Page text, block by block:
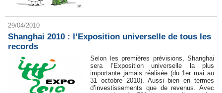
29/04/2010
Shanghai 2010 : l’Exposition universelle de tous les
records
Selon les premières prévisions, Shanghai
sera l’Exposition universelle la plus
importante jamais réalisée (du 1er mai au
31 octobre 2010). Aussi bien en termes
d’investissements que de revenus. Avec